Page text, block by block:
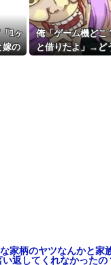
正月に夫の実家に長時
を早々に退散する。私
。女は許されない」
な税金の成り立ちを調べ
1ヶ
嫁の
俺「ゲーム機どこ
と借りたよ」→ど
家柄のヤツなんかと
返してくれなかったの